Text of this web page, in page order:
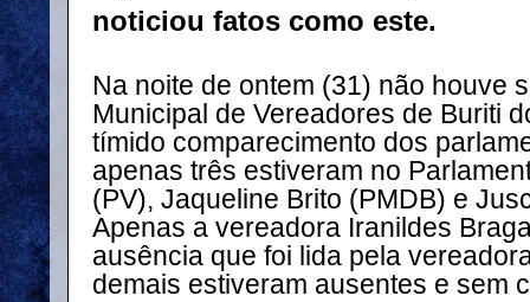
noticiou fatos como este.
Na noite de ontem (31) não houve
Municipal de Vereadores de Buriti
tímido comparecimento dos
apenas três estiveram no
(PV), Jaqueline Brito (PMDB) e
Apenas a vereadora Iranildes
ausência que foi lida pela
demais estiveram ausentes e sem